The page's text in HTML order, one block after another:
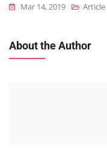
Mar 14, 2019 Article
About the Author